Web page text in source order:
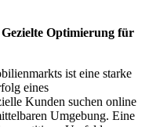
Optimierung für
ist eine starke
eines
Kunden suchen online
Umgebung. Eine